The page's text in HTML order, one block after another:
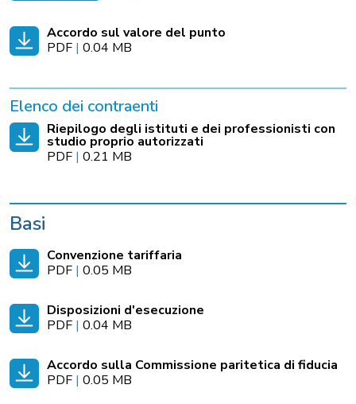
Accordo sul valore del punto
PDF | 0.04 MB
Elenco dei contraenti
Riepilogo degli istituti e dei professionisti con
studio proprio autorizzati
PDF | 0.21 MB
Basi
Convenzione tariffaria
PDF | 0.05 MB
Disposizioni d'esecuzione
PDF | 0.04 MB
Accordo sulla Commissione paritetica di fiducia
PDF | 0.05 MB